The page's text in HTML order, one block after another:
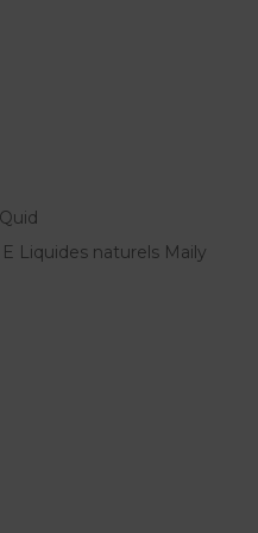
Liquides naturels Maily